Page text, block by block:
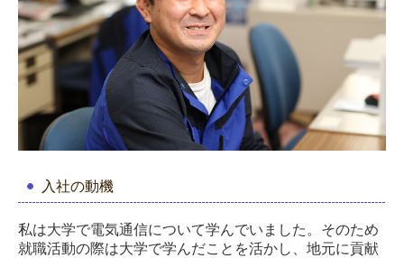
入社の動機
私は大学で電気通信について学んでいました。そのため
就職活動の際は大学で学んだことを活かし、地元に貢献